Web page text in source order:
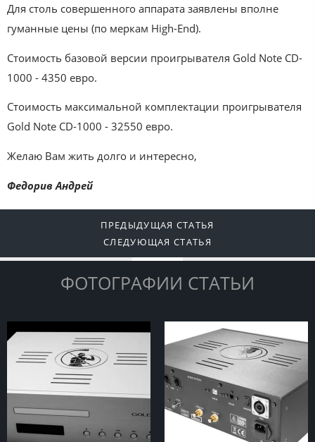
Для столь совершенного аппарата заявлены вполне
гуманные цены (по меркам High-End).
Стоимость базовой версии проигрывателя Gold Note CD-
1000 - 4350 евро.
Стоимость максимальной комплектации проигрывателя
Gold Note CD-1000 - 32550 евро.
Желаю Вам жить долго и интересно,
Федорив Андрей
ПРЕДЫДУЩАЯ СТАТЬЯ
СЛЕДУЮЩАЯ СТАТЬЯ
ФОТОГРАФИИ СТАТЬИ